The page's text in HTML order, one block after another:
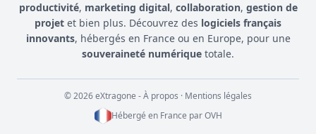
productivité, marketing digital, collaboration, gestion de
projet et bien plus. Découvrez des logiciels français
innovants, hébergés en France ou en Europe, pour une
souveraineté numérique totale.
© 2026 eXtragone -À propos · Mentions légales
Hébergé en France parOVH